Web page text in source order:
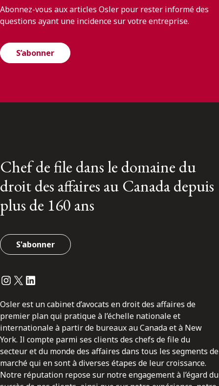
Abonnez-vous aux articles Osler pour rester informé des
questions ayant une incidence sur votre entreprise.
S’abonner
Chef de file dans le domaine du
droit des affaires au Canada depuis
plus de 160 ans
S'abonner
Instagram
Twitter
LinkedIn
Osler est un cabinet d’avocats en droit des affaires de
premier plan qui pratique à l’échelle nationale et
internationale à partir de bureaux au Canada et à New
York. Il compte parmi ses clients des chefs de file du
secteur et du monde des affaires dans tous les segments de
marché qui en sont à diverses étapes de leur croissance.
Notre réputation repose sur notre engagement à l’égard du